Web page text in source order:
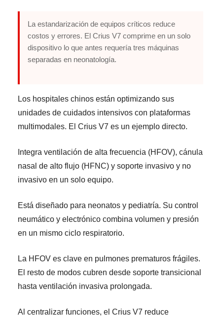
La estandarización de equipos críticos reduce
costos y errores. El Crius V7 comprime en un solo
dispositivo lo que antes requería tres máquinas
separadas en neonatología.
Los hospitales chinos están optimizando sus
unidades de cuidados intensivos con plataformas
multimodales. El Crius V7 es un ejemplo directo.
Integra ventilación de alta frecuencia (HFOV), cánula
nasal de alto flujo (HFNC) y soporte invasivo y no
invasivo en un solo equipo.
Está diseñado para neonatos y pediatría. Su control
neumático y electrónico combina volumen y presión
en un mismo ciclo respiratorio.
La HFOV es clave en pulmones prematuros frágiles.
El resto de modos cubren desde soporte transicional
hasta ventilación invasiva prolongada.
Al centralizar funciones, el Crius V7 reduce